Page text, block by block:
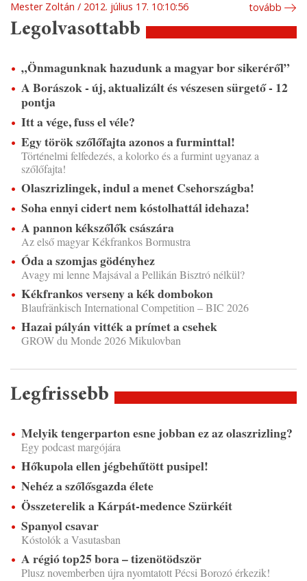
Mester Zoltán 2012. július 17. 10:10:56 tovább
Legolvasottabb
„Önmagunknak hazudunk a magyar bor sikeréről”
A Borászok - új, aktualizált és vészesen sürgető - 12
pontja
Itt a vége, fuss el véle?
Egy török szőlőfajta azonos a furminttal!
Történelmi felfedezés, a kolorko és a furmint ugyanaz a
szőlőfajta!
Olaszrizlingek, indul a menet Csehországba!
Soha ennyi cidert nem kóstolhattál idehaza!
A pannon kékszőlők császára
Az első magyar Kékfrankos Bormustra
Óda a szomjas gödényhez
Avagy mi lenne Majsával a Pellikán Bisztró nélkül?
Kékfrankos verseny a kék dombokon
Blaufränkisch International Competition – BIC 2026
Hazai pályán vitték a prímet a csehek
GROW du Monde 2026 Mikulovban
Legfrissebb
Melyik tengerparton esne jobban ez az olaszrizling?
Egy podcast margójára
Hőkupola ellen jégbehűtött pusipel!
Nehéz a szőlősgazda élete
Összeterelik a Kárpát-medence Szürkéit
Spanyol csavar
Kóstolók a Vasutasban
A régió top25 bora – tizenötödször
Plusz novemberben újra nyomtatott Pécsi Borozó érkezik!